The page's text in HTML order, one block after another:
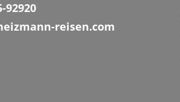
92920
reisen.com